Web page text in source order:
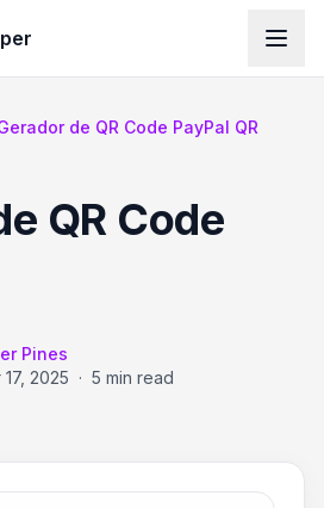
de QR Code PayPal QR
QR Code
Pines
2025 · 5 min read